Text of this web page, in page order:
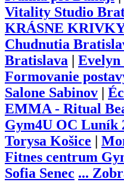
Vitality Studio
KRÁSNE
Chudnutia
Bratislava
Formovanie
Salone Sabinov
EMMA - Ritual
Gym4U OC Luník
Torysa Košice
Fitnes centrum
Sofia Senec ...